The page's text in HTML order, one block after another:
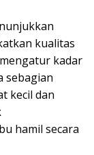
kualitas
kadar
sebagian
kecil dan
hamil secara